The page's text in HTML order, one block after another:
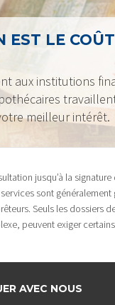
EST LE COÛT
aux institutions
meilleur intérêt.
jusqu’à la
sont généralement
Seuls les dossiers
peuvent exiger
AVEC NOUS